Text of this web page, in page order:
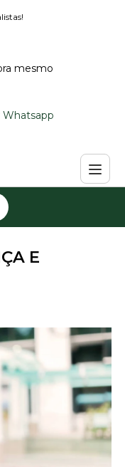
mesmo
Whatsapp
E